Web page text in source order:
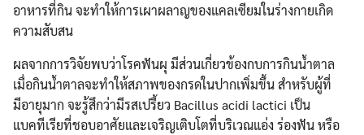
อาหารที่กิน จะทำให้การเผาผลาญของแคลเซียมในร่างกายเกิด
ความสับสน
ผลจากการวิจัยพบว่าโรคฟันผุ มีส่วนเกี่ยวข้องกบการกินน้ำตาล
เมื่อกินน้ำตาลจะทำให้สภาพของกรดในปากเพิ่มขึ้น สำหรับผู้ที่
มีอายุมาก จะรู้สึกว่ามีรสเปรี้ยว Bacillus acidi lactici เป็น
แบคทีเรียที่ชอบอาศัยและเจริญเติบโตที่บริเวณแอ่ง ร่องฟัน หรือ